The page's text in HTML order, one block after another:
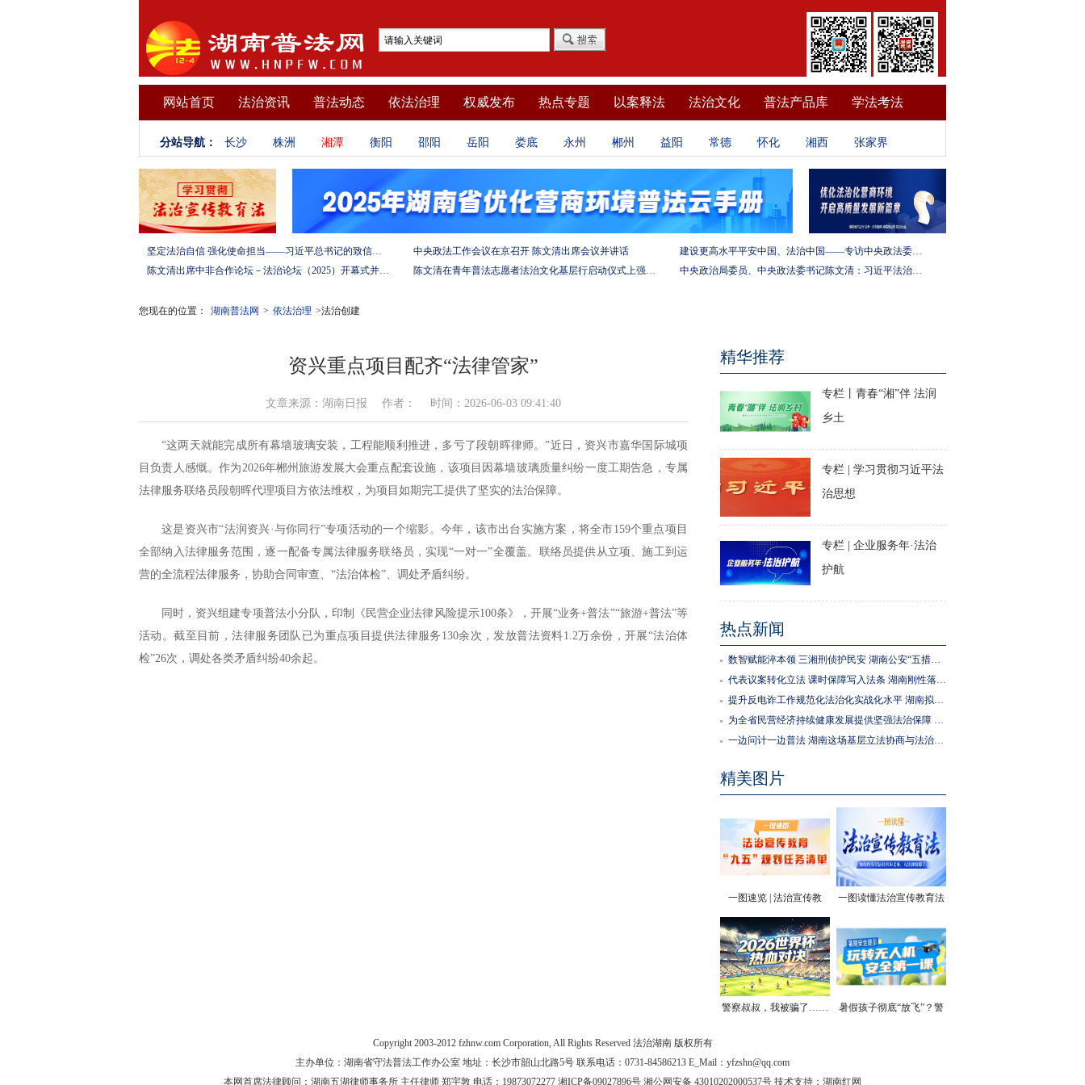
网站首页 法治资讯 普法动态 依法治理 权威发布 热点专题 以案释法 法治文化 普法产品库 学法考法
分站导航： 长沙 株洲 湘潭 衡阳 邵阳 岳阳 娄底 永州 郴州 益阳 常德 怀化 湘西 张家界
坚定法治自信 强化使命担当——习近平总书记的致信激励法学法律工作者投身全面依法治国伟大实践 中央政法工作会议在京召开 陈文清出席会议并讲话
建设更高水平平安中国、法治中国——专访中央政法委秘书长訚柏
陈文清出席中非合作论坛－法治论坛（2025）开幕式并在湖南调研
陈文清在青年普法志愿者法治文化基层行启动仪式上强调 以学习宣传习近平法治思想引领普法工作 中央政治局委员、中央政法委书记陈文清：习近平法治思想是全面依法治国的根本遵循和行动指南
您现在的位置： 湖南普法网 > 依法治理 >法治创建
资兴重点项目配齐“法律管家”
文章来源：湖南日报 作者： 时间：2026-06-03 09:41:40
“这两天就能完成所有幕墙玻璃安装，工程能顺利推进，多亏了段朝晖律师。”近日，资兴市嘉华国际城项
目负责人感慨。作为2026年郴州旅游发展大会重点配套设施，该项目因幕墙玻璃质量纠纷一度工期告急，专属
法律服务联络员段朝晖代理项目方依法维权，为项目如期完工提供了坚实的法治保障。
这是资兴市“法润资兴·与你同行”专项活动的一个缩影。今年，该市出台实施方案，将全市159个重点项目
全部纳入法律服务范围，逐一配备专属法律服务联络员，实现“一对一”全覆盖。联络员提供从立项、施工到运
营的全流程法律服务，协助合同审查、“法治体检”、调处矛盾纠纷。
同时，资兴组建专项普法小分队，印制《民营企业法律风险提示100条》，开展“业务+普法”“旅游+普法”等
活动。截至目前，法律服务团队已为重点项目提供法律服务130余次，发放普法资料1.2万余份，开展“法治体
检”26次，调处各类矛盾纠纷40余起。
精华推荐
专栏丨青春“湘”伴 法润
乡土
专栏 | 学习贯彻习近平法
治思想
专栏 | 企业服务年·法治
护航
热点新闻
数智赋能淬本领 三湘刑侦护民安 湖南公安“五措并举”推进执法规范化建设
代表议案转化立法 课时保障写入法条 湖南刚性落实中小学生体育锻炼要求
提升反电诈工作规范化法治化实战化水平 湖南拟为反电诈工作立法
为全省民营经济持续健康发展提供坚强法治保障 湖南拟出台实施民营经济促进法办法
一边问计一边普法 湖南这场基层立法协商与法治宣传活动走进社区
精美图片
一图速览 | 法治宣传教
育“九五”规划任务清单
一图读懂法治宣传教育法
务，有法律保障了
警察叔叔，我被骗了……
暑假孩子彻底“放飞”？警
Copyright 2003-2012 fzhnw.com Corporation, All Rights Reserved 法治湖南 版权所有
主办单位：湖南省守法普法工作办公室 地址：长沙市韶山北路5号 联系电话：0731-84586213 E_Mail：yfzshn@qq.com
本网首席法律顾问：湖南五湖律师事务所 主任律师 郑宇敦 电话：19873072277 湘ICP备09027896号 湘公网安备 43010202000537号 技术支持：湖南红网